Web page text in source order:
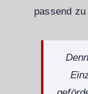
passend